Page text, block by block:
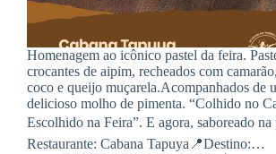
Homenagem ao icônico pastel da feira.
crocantes de aipim, recheados com
coco e queijo muçarela.Acompanhados de
delicioso molho de pimenta. “Colhido no
Escolhido na Feira”. E agora, saboreado
Restaurante: Cabana Tapuya📍Destino:…